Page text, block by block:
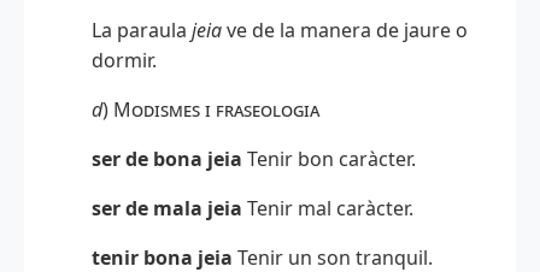
La paraula jeiave de la manera de jaure o
dormir.
d) Modismes i fraseologia
ser de bona jeia Tenir bon caràcter.
ser de mala jeia Tenir mal caràcter.
tenir bona jeia Tenir un son tranquil.